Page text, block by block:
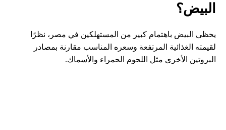
البيض؟
يحظى البيض باهتمام كبير من المستهلكين في مصر، نظرًا
لقيمته الغذائية المرتفعة وسعره المناسب مقارنة بمصادر
البروتين الأخرى مثل اللحوم الحمراء والأسماك.